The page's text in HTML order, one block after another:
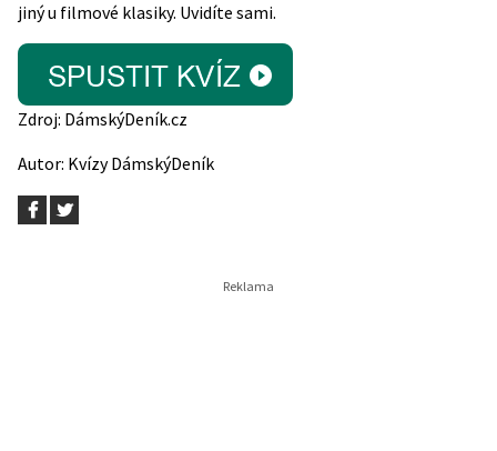
jiný u filmové klasiky. Uvidíte sami.
Zdroj: DámskýDeník.cz
Autor: Kvízy DámskýDeník